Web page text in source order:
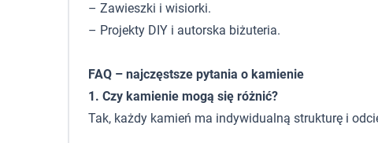
– Zawieszki i wisiorki.
– Projekty DIY i autorska biżuteria.
FAQ – najczęstsze pytania o kamienie
1. Czy kamienie mogą się różnić?
Tak, każdy kamień ma indywidualną strukturę i